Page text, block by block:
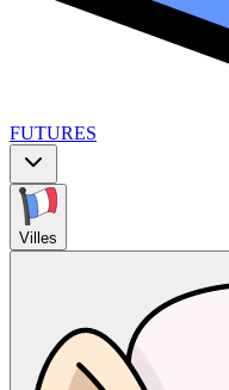
FUTURES
Villes